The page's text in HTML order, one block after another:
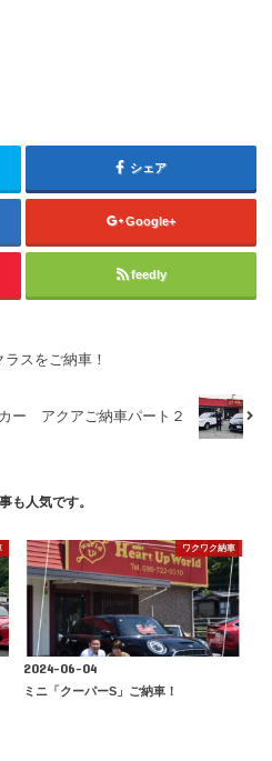
シェア
Google+
feedly
スをご納車！
ー アクアご納車パート２
も人気です。
ワクワク納車
2024-06-04
ミニ「クーパーS」ご納車！